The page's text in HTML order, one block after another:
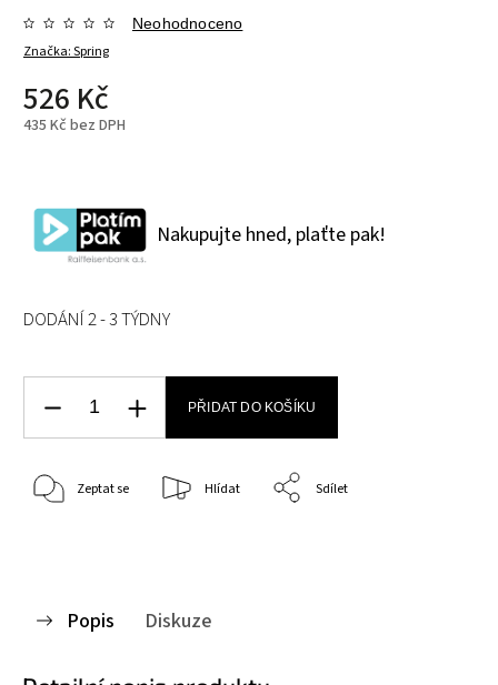
Značka:Spring
Neohodnoceno
526 Kč
435 Kč bez DPH
Nakupujte hned, plaťte pak!
DODÁNÍ 2 - 3 TÝDNY
PŘIDAT DO KOŠÍKU
Zeptat se Hlídat Sdílet
Popis Diskuze